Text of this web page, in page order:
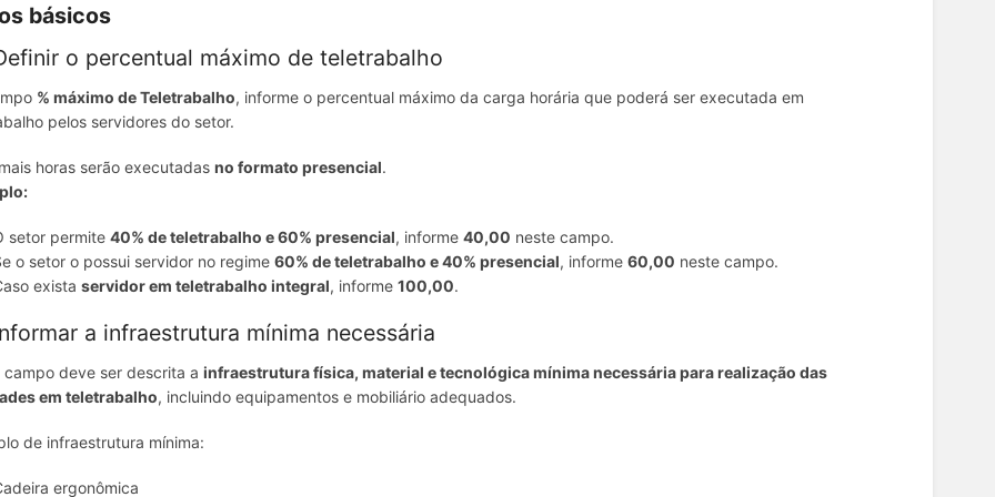
básicos
o percentual máximo de teletrabalho
% máximo de Teletrabalho, informe o percentual máximo da carga horária que poderá ser executada em
pelos servidores do setor.
horas serão executadas no formato presencial.
setor permite 40% de teletrabalho e 60% presencial, informe 40,00 neste campo.
o setor o possui servidor no regime 60% de teletrabalho e 40% presencial, informe 60,00 neste campo.
exista servidor em teletrabalho integral, informe 100,00.
a infraestrutura mínima necessária
campo deve ser descrita a infraestrutura física, material e tecnológica mínima necessária para realização das
em teletrabalho, incluindo equipamentos e mobiliário adequados.
de infraestrutura mínima:
ergonômica